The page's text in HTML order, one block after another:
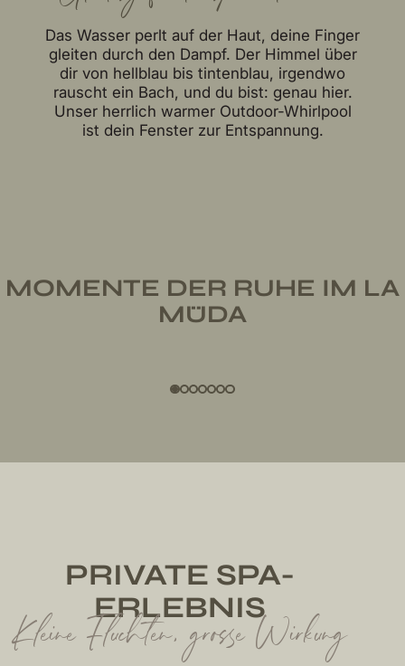
Das Wasser perlt auf der Haut, deine Finger
gleiten durch den Dampf. Der Himmel über
dir von hellblau bis tintenblau, irgendwo
rauscht ein Bach, und du bist: genau hier.
Unser herrlich warmer Outdoor-Whirlpool
ist dein Fenster zur Entspannung.
MOMENTE DER RUHE IM LA
MÜDA
PRIVATE SPA-
ERLEBNIS
Kleine Fluchten, grosse Wirkung